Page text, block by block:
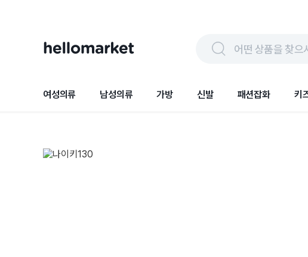
어떤 상품을 찾으
여성의류 남성의류 가방 신발 패션잡화 키